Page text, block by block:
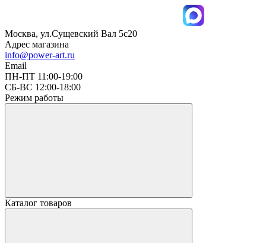
Москва, ул.Сущевский Вал 5с20
Адрес магазина
info@power-art.ru
Email
ПН-ПТ 11:00-19:00
СБ-ВС 12:00-18:00
Режим работы
Каталог товаров